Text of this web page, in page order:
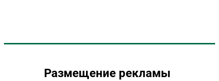
Размещение рекламы